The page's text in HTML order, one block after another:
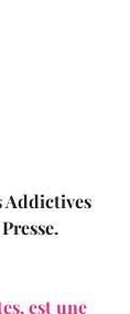
Addictives
est une